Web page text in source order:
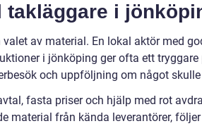
takläggare i
av material. En lokal aktör med
i jönköping ger ofta ett tryggare
och uppföljning om något
fasta priser och hjälp med rot
material från kända leverantörer,